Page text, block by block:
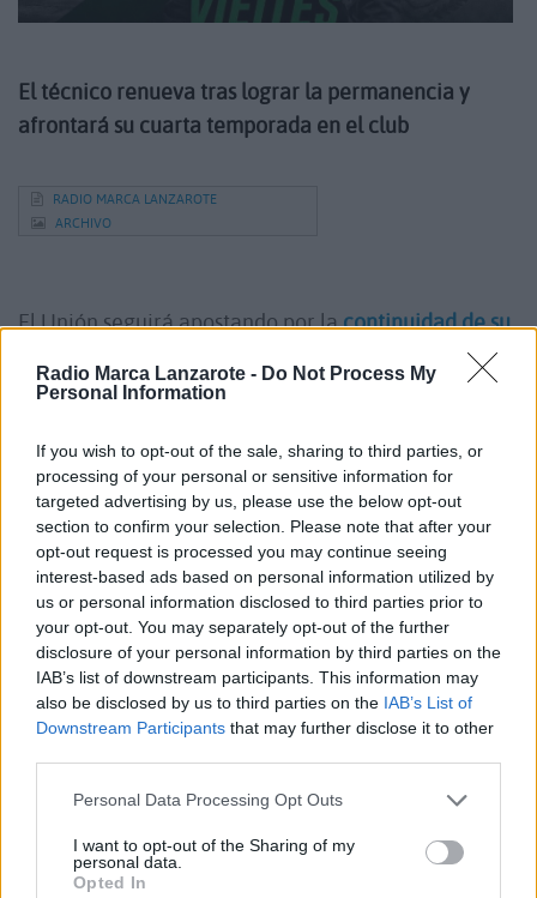
Radio Marca Lanzarote - Do Not Process My
Personal Information
If you wish to opt-out of the sale, sharing to third parties, or
processing of your personal or sensitive information for
targeted advertising by us, please use the below opt-out
section to confirm your selection. Please note that after your
opt-out request is processed you may continue seeing
interest-based ads based on personal information utilized by
us or personal information disclosed to third parties prior to
your opt-out. You may separately opt-out of the further
disclosure of your personal information by third parties on the
IAB’s list of downstream participants. This information may
also be disclosed by us to third parties on the IAB’s List of
Downstream Participants that may further disclose it to other
Personal Data Processing Opt Outs
I want to opt-out of the Sharing of my
personal data.
Opted In
El técnico renueva tras lograr la permanencia y
afrontará su cuarta temporada en el club
RADIO MARCA LANZAROTE
ARCHIVO
El Unión seguirá apostando por lacontinuidad de su
tras confirmar la renovación de
Ezequiel Vieitescomo entrenador del primer
RFEF.
Después de lograr la permanencia el pasado curso,
el técnico continuará liderando al conjunto en una
campaña marcada por la ilusión y nuevos retos
deportivos. La entidad refuerza así su confianza en
un entrenador que afrontará su cuarta temporada
en el club, donde además seguirá desempeñando
las funciones de director deportivo.
Durante su etapa en la entidad, Vieites ha sido una
figura clave en el crecimiento deportivo del club,
logrando hitos importantes